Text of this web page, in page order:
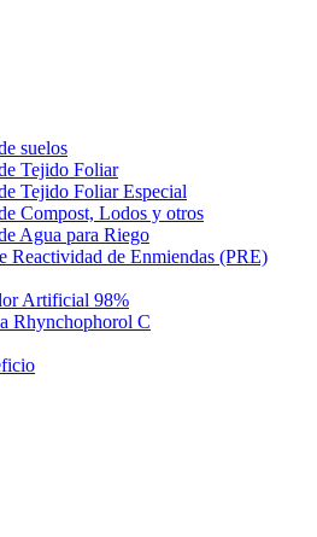
suelos
Tejido Foliar
Tejido Foliar Especial
Compost, Lodos y otros
Agua para Riego
Reactividad de Enmiendas (PRE)
Artificial 98%
Rhynchophorol C